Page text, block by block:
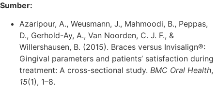
Sumber:
Azaripour, A., Weusmann, J., Mahmoodi, B., Peppas,
D., Gerhold-Ay, A., Van Noorden, C. J. F., &
Willershausen, B. (2015). Braces versus Invisalign®:
Gingival parameters and patients’ satisfaction during
treatment: A cross-sectional study. BMC Oral Health,
15(1), 1–8.